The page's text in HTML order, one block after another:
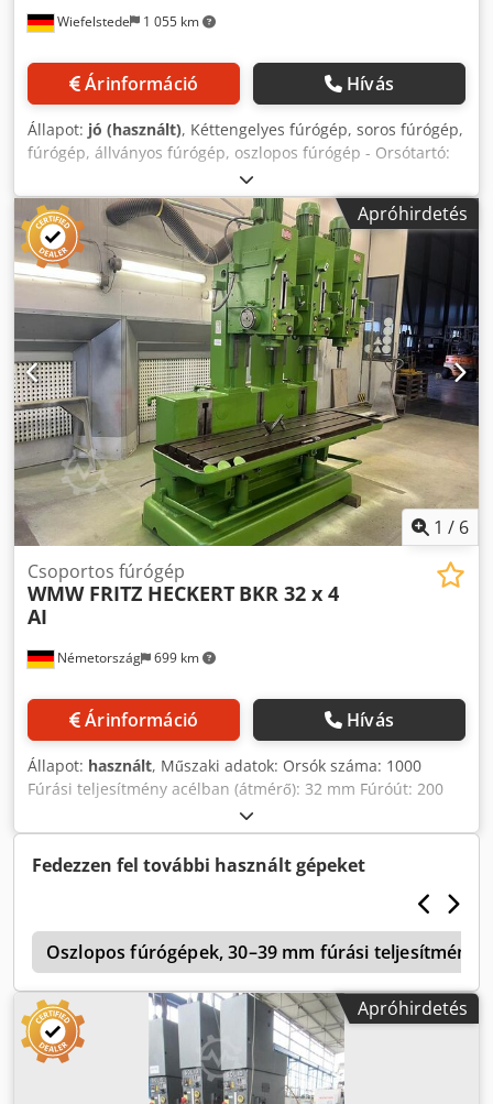
Wiefelstede 1 055 km
Árinformáció Hívás
Állapot: jó (használt), Kéttengelyes fúrógép, soros fúrógép,
fúrógép, állványos fúrógép, oszlopos fúrógép - Orsótartó:
B10 - Asztal mérete: 770 x 300 mm - Max. közbenső méret:
mm - Kinyúlás: 200 mm Cjdpfx Ajb D I Dtsb Ssrf -
Fordulatszám: 250-4000/365-4150 ford./perc - Orsólöket:
100 mm - Méretek: 960/970/H1600 mm - Tömeg: 512 kg
Apróhirdetés
1 / 6
Németország 699 km
Csoportos fúrógép
WMW FRITZ HECKERT BKR 32 x 4
AI
Árinformáció Hívás
Állapot: használt, Műszaki adatok: Orsók száma: 1000
Fúrási teljesítmény acélban (átmérő): 32 mm Fúróút: 200
mm Fordulatszám-tartomány: 63 - 1000 ford/perc Fúrási
teljesítmény öntöttvasban: 50 mm Fúrótengely Morse-kúp:
MK4 Orsókinyúlás: 315 mm Orsótávolság: 475 mm
Fúróállomások száma: 3 Orsófej eltolás: 280 mm Előtolás:
0,08 - 1,25 mm/ford. (9 fokozat) Távolság orsó/asztal: 710
mm Asztal mérete: 450 x 560 mm Teljes teljesítményigény:
12,4 kW Gép súlya kb.: 3,1 t Gép mérete kb. HxSzxM: 2,15 x
1,40 x 2,65 m Az előző tulajdonos eltávolított az egyik
orsóból egy orsóházat a soros fúrógépen! Cjdpfew Th Nlsx
Ab Ssrf
Fedezzen fel további használt gépeket
Oszlopos fúrógépek, 30–39 mm fúrási teljesítmény
Apróhirdetés